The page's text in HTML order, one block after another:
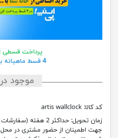
پرداخت
4 قسط ماهیانه بدون کارمزد
موجود در
کد کالا: artis wallclock
زمان تحویل:
حداکثر 2 هفته
جهت اطمینان از حضور مشتری در